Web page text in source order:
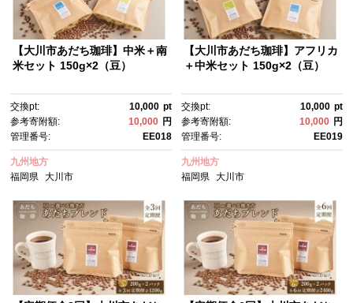
【大川市あだち珈琲】中米＋南
米セット 150g×2（豆）
交換pt: 10,000 pt
参考寄附額:
10,000 円
管理番号:
EE018
九州地方
福岡県
大川市
【大川市あだち珈琲】アフリカ
＋中米セット 150g×2（豆）
交換pt: 10,000 pt
参考寄附額:
10,000 円
管理番号:
EE019
九州地方
福岡県 大川市